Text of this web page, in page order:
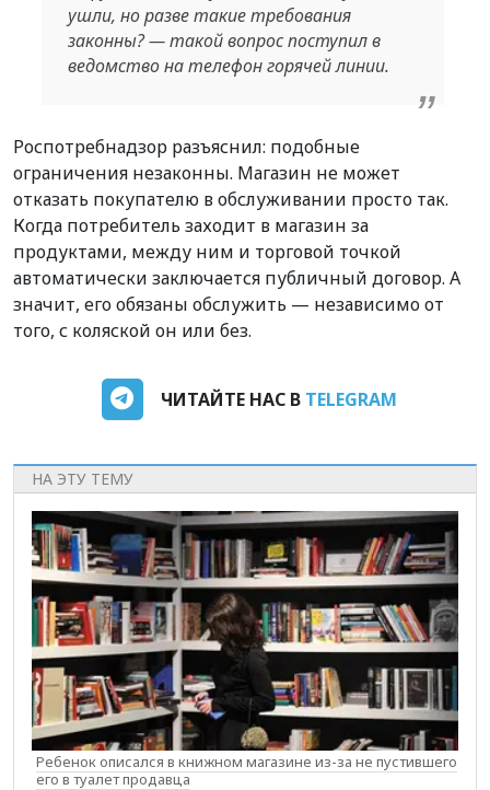
ушли, но разве такие требования
законны? — такой вопрос поступил в
ведомство на телефон горячей линии.
Роспотребнадзор разъяснил: подобные
ограничения незаконны. Магазин не может
отказать покупателю в обслуживании просто так.
Когда потребитель заходит в магазин за
продуктами, между ним и торговой точкой
автоматически заключается публичный договор. А
значит, его обязаны обслужить — независимо от
того, с коляской он или без.
ЧИТАЙТЕ НАС В TELEGRAM
НА ЭТУ ТЕМУ
Ребенок описался в книжном магазине из-за не пустившего
его в туалет продавца